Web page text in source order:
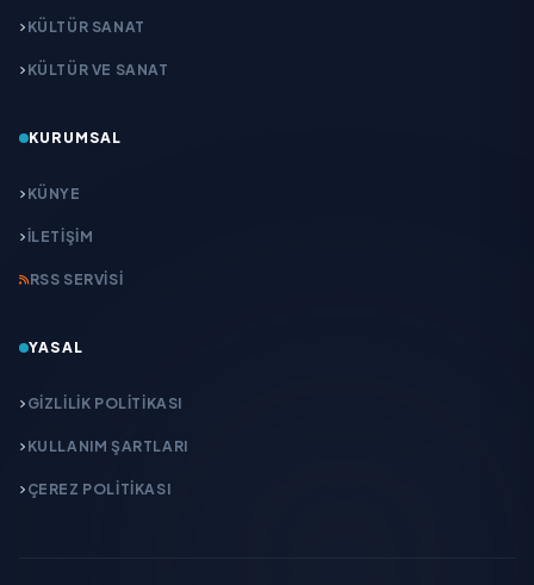
KÜLTÜR SANAT
KÜLTÜR VE SANAT
KURUMSAL
KÜNYE
İLETIŞIM
RSS SERVISI
YASAL
GIZLILIK POLITIKASI
KULLANIM ŞARTLARI
ÇEREZ POLITIKASI